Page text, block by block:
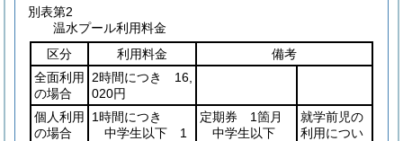
別表第2
温水プール利用料金
区分
利用料金
備考
全面利用
の場合
2時間につき 16,
020円
個人利用
の場合
1時間につき
中学生以下 1
定期券 1箇月
中学生以下
就学前児の
利用につい